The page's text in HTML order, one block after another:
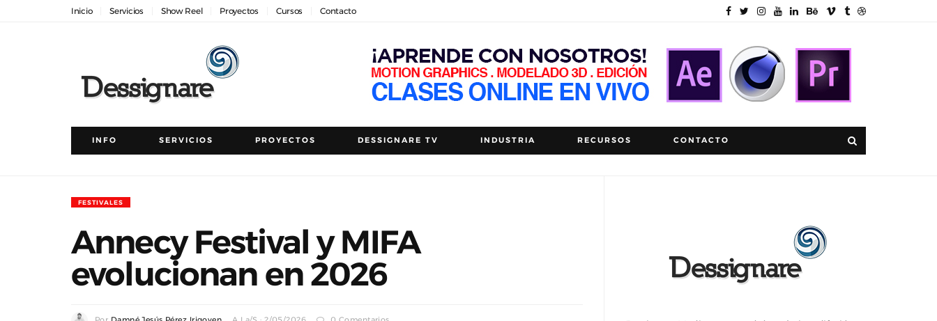
Inicio Servicios Show Reel Proyectos Cursos Contacto
INFO SERVICIOS PROYECTOS DESSIGNARE TV INDUSTRIA RECURSOS CONTACTO
FESTIVALES
Annecy Festival y MIFA
evolucionan en 2026